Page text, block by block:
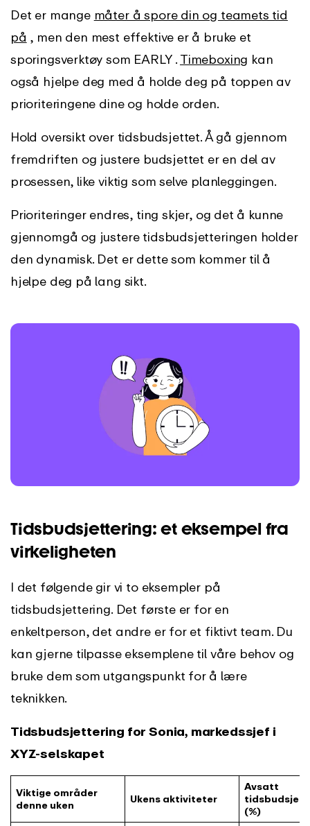
Det er mange måter å spore din og teamets tid
på , men den mest effektive er å bruke et
sporingsverktøy som EARLY . Timeboxing kan
også hjelpe deg med å holde deg på toppen av
prioriteringene dine og holde orden.
Hold oversikt over tidsbudsjettet. Å gå gjennom
fremdriften og justere budsjettet er en del av
prosessen, like viktig som selve planleggingen.
Prioriteringer endres, ting skjer, og det å kunne
gjennomgå og justere tidsbudsjetteringen holder
den dynamisk. Det er dette som kommer til å
hjelpe deg på lang sikt.
Tidsbudsjettering: et eksempel fra
virkeligheten
I det følgende gir vi to eksempler på
tidsbudsjettering. Det første er for en
enkeltperson, det andre er for et fiktivt team. Du
kan gjerne tilpasse eksemplene til våre behov og
bruke dem som utgangspunkt for å lære
teknikken.
Tidsbudsjettering for Sonia, markedssjef i
XYZ-selskapet
Viktige områder
denne uken
Ukens aktiviteter
Avsatt
tidsbudsjett
(%)